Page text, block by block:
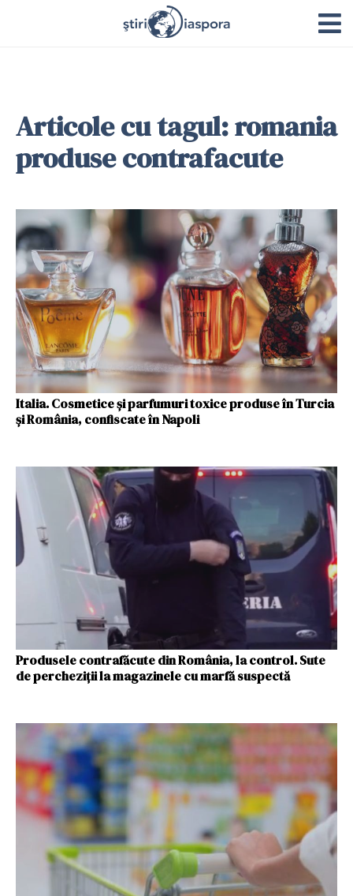
Articole cu tagul: romania
produse contrafacute
Italia. Cosmetice și parfumuri toxice produse în Turcia
și România, confiscate în Napoli
Produsele contrafăcute din România, la control. Sute
de percheziţii la magazinele cu marfă suspectă